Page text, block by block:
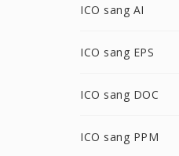
ICO sang AI
ICO sang EPS
ICO sang DOC
ICO sang PPM